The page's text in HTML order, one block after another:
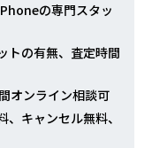
の専門スタッ
トの有無、査定時間
オンライン相談可
、キャンセル無料、